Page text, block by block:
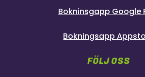
Bokninsgapp Google
Bokningsapp
FÖLJ OSS